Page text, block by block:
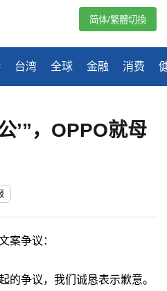
台湾 全球 金融 消费
简体/繁體切換
’”，OPPO就母
案争议：
的争议，我们诚恳表示歉意。